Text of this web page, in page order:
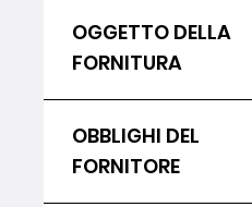
OGGETTO DELLA
FORNITURA
OBBLIGHI DEL
FORNITORE